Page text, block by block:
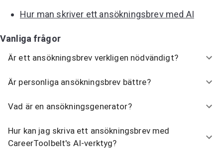
Hur man skriver ett ansökningsbrev med AI
Vanliga frågor
Är ett ansökningsbrev verkligen nödvändigt?
Är personliga ansökningsbrev bättre?
Vad är en ansökningsgenerator?
Hur kan jag skriva ett ansökningsbrev med
CareerToolbelt's AI-verktyg?